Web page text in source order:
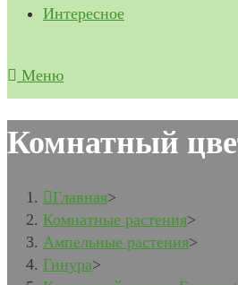
Интересное
Меню
Комнатный
Главная>
Комнатные растения>
Ампельные растения>
Гинура>